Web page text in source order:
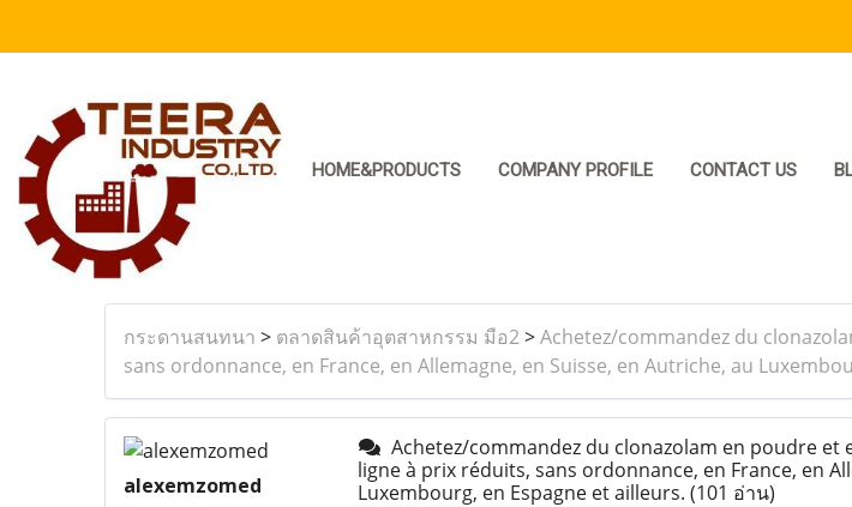
HOME&PRODUCTS COMPANY PROFILE CONTACT US
กระดานสนทนา > ตลาดสินค้าอุตสาหกรรม มือ2>Achetez/commandez du
sans ordonnance, en France, en Allemagne, en Suisse, en Autriche, au
alexemzomed
Achetez/commandez du clonazolam en poudre
ligne à prix réduits, sans ordonnance, en France, en
Luxembourg, en Espagne et ailleurs. (101 อ่าน)